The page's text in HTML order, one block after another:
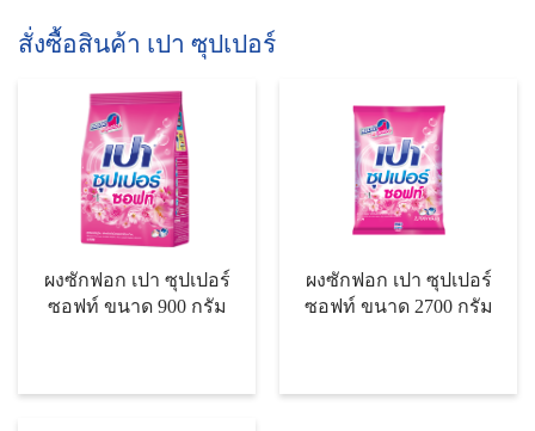
สั่งซื้อสินค้า เปา ซุปเปอร์
ผงซักฟอก เปา ซุปเปอร์
ซอฟท์ ขนาด 900 กรัม
ผงซักฟอก เปา ซุปเปอร์
ซอฟท์ ขนาด 2700 กรัม